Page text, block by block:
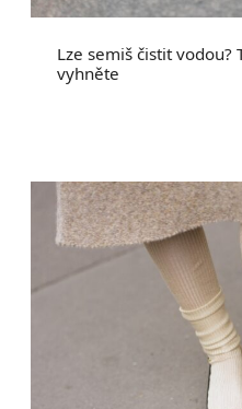
Lze semiš čistit vodou?
vyhněte